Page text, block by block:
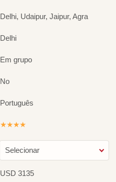
Delhi, Udaipur, Jaipur, Agra
Delhi
Em grupo
No
Português
★★★★
Selecionar
USD 3135